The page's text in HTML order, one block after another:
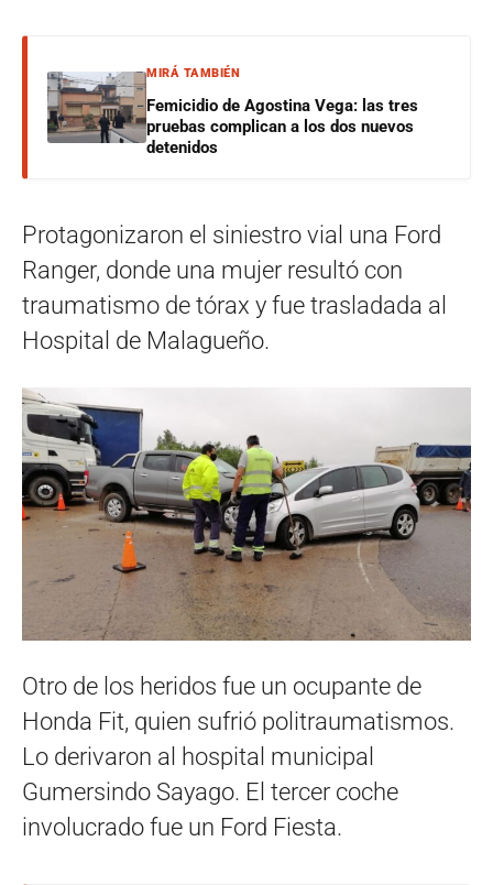
MIRÁ TAMBIÉN
Femicidio de Agostina Vega: las tres
pruebas complican a los dos nuevos
detenidos
Protagonizaron el siniestro vial una Ford
Ranger, donde una mujer resultó con
traumatismo de tórax y fue trasladada al
Hospital de Malagueño.
Otro de los heridos fue un ocupante de
Honda Fit, quien sufrió politraumatismos.
Lo derivaron al hospital municipal
Gumersindo Sayago. El tercer coche
involucrado fue un Ford Fiesta.